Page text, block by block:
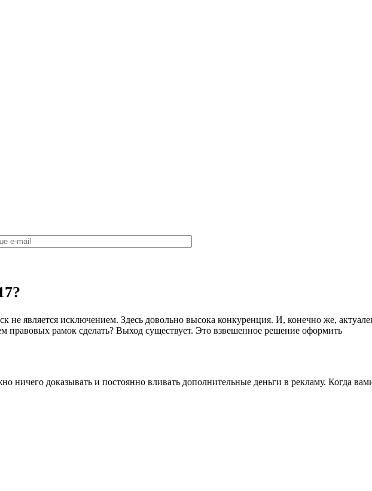
является исключением. Здесь довольно высока конкуренция. И, конечно же,
рамок сделать? Выход существует. Это взвешенное решение оформить
ничего доказывать и постоянно вливать дополнительные деньги в рекламу. Когда